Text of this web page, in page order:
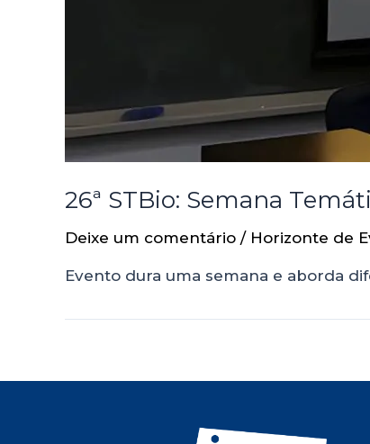
26ª STBio: Semana
Deixe um comentário / Horizonte de
Evento dura uma semana e aborda